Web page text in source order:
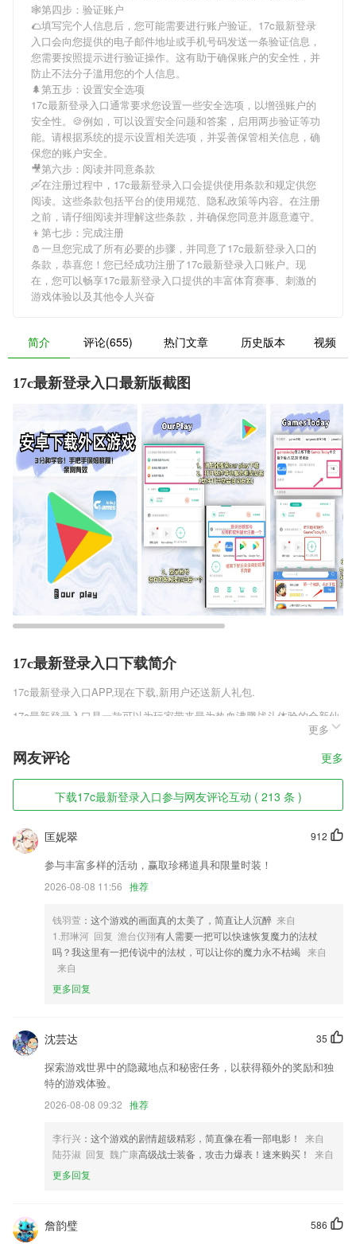
🕸第四步：验证账户
🌮填写完个人信息后，您可能需要进行账户验证。 17c最新登录
入口会向您提供的电子邮件地址或手机号码发送一条验证信息，
您需要按照提示进行验证操作。这有助于确保账户的安全性，并
防止不法分子滥用您的个人信息。
🌲第五步：设置安全选项
17c最新登录入口通常要求您设置一些安全选项，以增强账户的
安全性。🍪例如，可以设置安全问题和答案，启用两步验证等功
能。请根据系统的提示设置相关选项，并妥善保管相关信息，确
保您的账户安全。
🎥第六步：阅读并同意条款
🛶在注册过程中， 17c最新登录入口会提供使用条款和规定供您
阅读。这些条款包括平台的使用规范、隐私政策等内容。在注册
之前，请仔细阅读并理解这些条款，并确保您同意并愿意遵守。
👦第七步：完成注册
🧂一旦您完成了所有必要的步骤，并同意了17c最新登录入口的
条款，恭喜您！您已经成功注册了17c最新登录入口账户。现
在，您可以畅享17c最新登录入口提供的丰富体育赛事、刺激的
游戏体验以及其他令人兴奋
简介 评论(655) 热门文章 历史版本 视频
17c最新登录入口最新版截图
17c最新登录入口下载简介
17c最新登录入口APP,现在下载,新用户还送新人礼包.
17c最新登录入口是一款可以为玩家带来最为热血沸腾战斗体验的全新仙
侠类角色扮演手机游戏，你将在游戏中自由的选择不同的角色，为了心中
的理念不断的战斗。多角色的选择为玩家带来了更多的战斗体验，丰富的
技能设定加上酷炫华丽的填写更是让你体验前所未有的战斗热情。
17c最新登录入口软件特色
1,宝贝管理,随时随地管理商品;
2,万名考生同时在线相互交流共同学习，给你不一样的课堂体验。
3,最便捷的资源下载平台，让你快速的获得各类所需资料
4,传统国学与互联网碰撞，擦除智慧的火花。
6,多家门店同时在线,管理一手掌握
17c最新登录入口软件优势
1.·让每一个有梦想的孩子都能够寻觅到良师益友，最终助力每一位学子
2.主讲老师+辅导老师，全程关注孩子动态
3.聚焦销售技能认知，业绩提升指日可待
4.语数外，作业全解答
5.综合学习的心得来解决各个层面的学习中的问题
17c最新登录入口更新了什么?
【临停缴费】APP直接缴纳临停费用；
支持图片作为表情分享
更多
网友评论 更多
下载17c最新登录入口参与网友评论互动 ( 213 条 )
912
匡妮翠
参与丰富多样的活动，赢取珍稀道具和限量时装！
2026-08-08 11:56 推荐
钱羽萱 ：这个游戏的画面真的太美了，简直让人沉醉 来自
1.邢琳河 回复 澹台仪翔有人需要一把可以快速恢复魔力的法杖
吗？我这里有一把传说中的法杖，可以让你的魔力永不枯竭 来自
来自
更多回复
35
沈芸达
探索游戏世界中的隐藏地点和秘密任务，以获得额外的奖励和独
特的游戏体验。
2026-08-08 09:32 推荐
李行兴 ：这个游戏的剧情超级精彩，简直像在看一部电影！
来自
陆芬淑 回复 魏广康高级战士装备，攻击力爆表！速来购买！
来自
更多回复
586
詹韵璧